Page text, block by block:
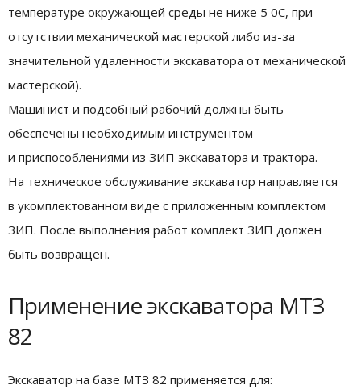
температуре окружающей среды не ниже 5 0С, при
отсутствии механической мастерской либо из-за
значительной удаленности экскаватора от механической
мастерской).
Машинист и подсобный рабочий должны быть
обеспечены необходимым инструментом
и приспособлениями из ЗИП экскаватора и трактора.
На техническое обслуживание экскаватор направляется
в укомплектованном виде с приложенным комплектом
ЗИП. После выполнения работ комплект ЗИП должен
быть возвращен.
Применение экскаватора МТЗ
82
Экскаватор на базе МТЗ 82 применяется для: